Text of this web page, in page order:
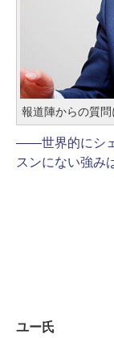
報道陣からの質
――世界的にシ
スンにない強み
ユー氏